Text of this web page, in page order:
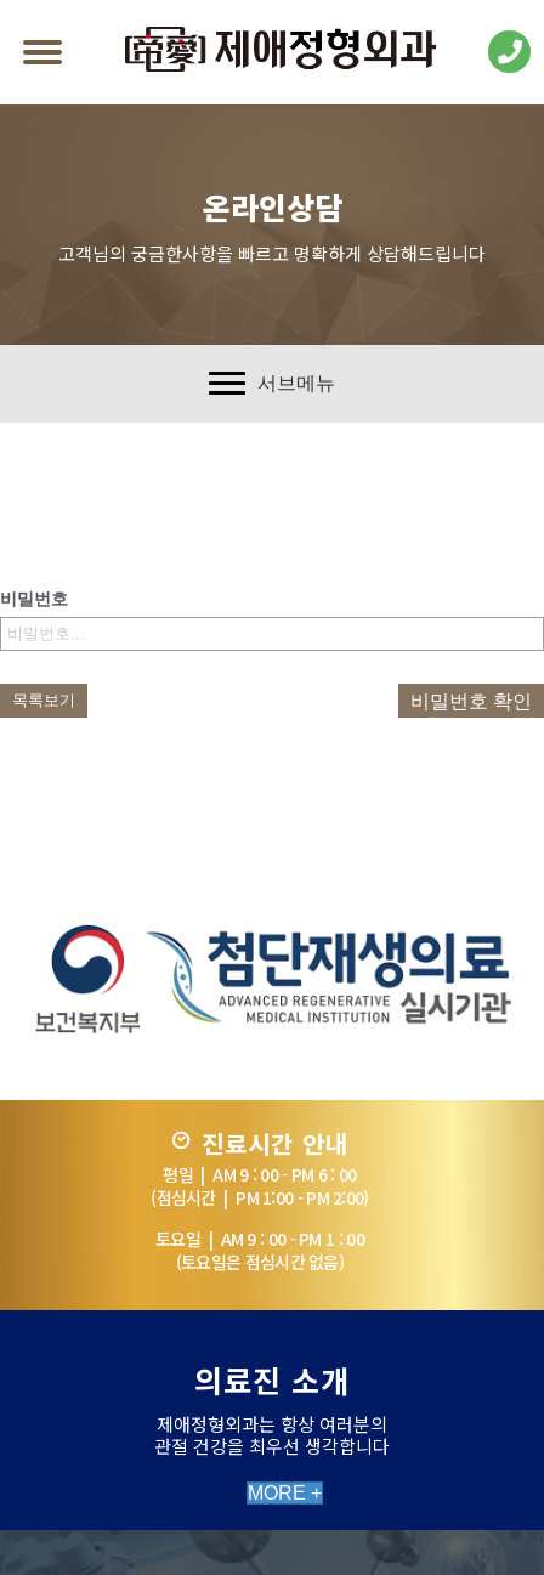
온라인상담
고객님의 궁금한사항을 빠르고 명확하게 상담해드립니다
서브메뉴
비밀번호
목록보기 비밀번호 확인
진료시간 안내
평일 | AM 9 : 00 - PM 6 : 00
(점심시간 | PM 1:00 - PM 2:00)
토요일 | AM 9 : 00 - PM 1 : 00
(토요일은 점심시간 없음)
의료진 소개
제애정형외과는 항상 여러분의
관절 건강을 최우선 생각합니다
MORE +